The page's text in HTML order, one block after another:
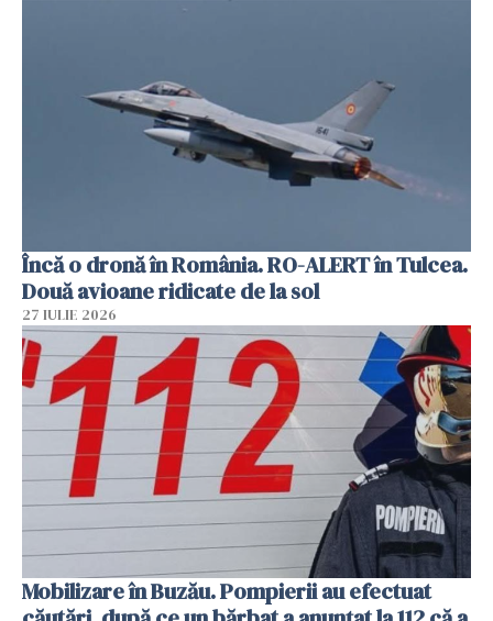
Încă o dronă în România. RO-ALERT în Tulcea.
Două avioane ridicate de la sol
27 IULIE 2026
Mobilizare în Buzău. Pompierii au efectuat